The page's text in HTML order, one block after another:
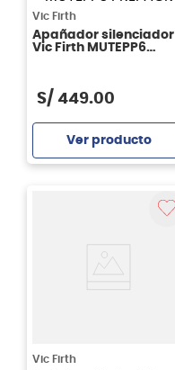
Vic Firth
Apañador silenciador
Vic Firth MUTEPP6
S/ 449.00
Ver producto
Vic Firth